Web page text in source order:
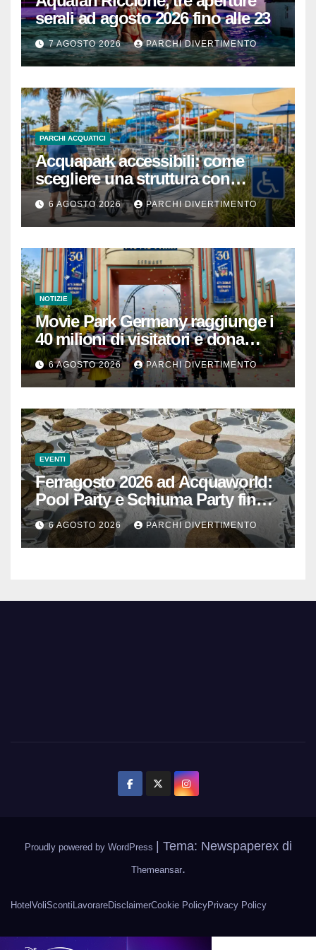
serali ad agosto 2026 fino alle 23
7 AGOSTO 2026 PARCHI DIVERTIMENTO
PARCHI ACQUATICI
Acquapark accessibili: come
scegliere una struttura con
passeggino o sedia a rotelle
6 AGOSTO 2026 PARCHI DIVERTIMENTO
NOTIZIE
Movie Park Germany raggiunge i
40 milioni di visitatori e dona
40.000 euro
6 AGOSTO 2026 PARCHI DIVERTIMENTO
EVENTI
Ferragosto 2026 ad Acquaworld:
Pool Party e Schiuma Party fino a
mezzanotte
6 AGOSTO 2026 PARCHI DIVERTIMENTO
Proudly powered by WordPress Tema: Newspaperex di
Themeansar.
HotelVoliScontiLavorareDisclaimerCookie PolicyPrivacy Policy